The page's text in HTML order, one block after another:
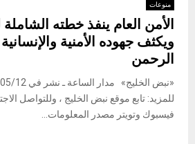
منوعات
الأمن العام ينفذ خطته
ويكثف جهوده الأمنية
الرحمن
للمزيد: تابع موقع نبض الخليج ، وللتواصل
فيسبوك وتويتر مصدر المعلومات...